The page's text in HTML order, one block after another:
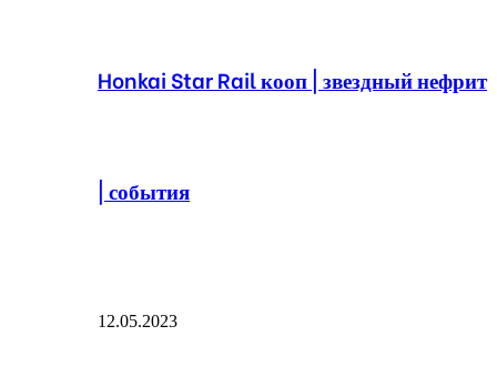
Honkai Star Rail кооп | звездный нефрит
| события
12.05.2023